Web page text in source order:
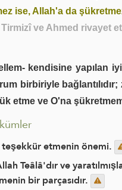
ise, Allah'a da
ve Ahmed rivayet
kendisine yapılan
birbiriyle
etme ve O'na
etmenin önemi.
Teâlâ'dır ve
bir parçasıdır.